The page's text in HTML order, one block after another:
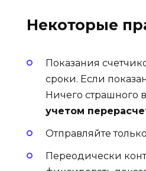
Некоторые
Показания
сроки. Если
Ничего страшного
учетом
Отправляйте
Переодически